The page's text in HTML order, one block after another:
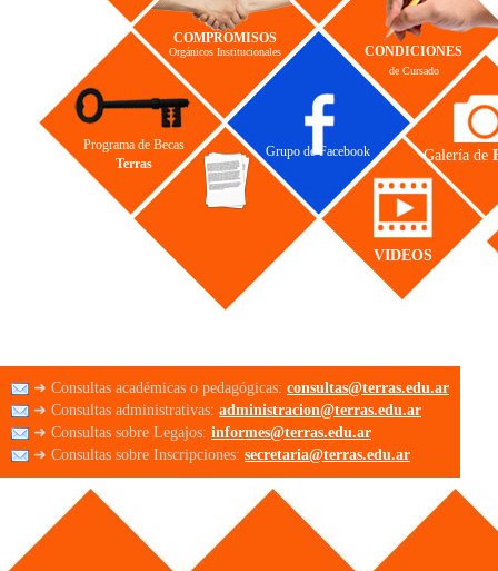
COMPROMISOS
Orgánicos Institucionales CONDICIONES
de Cursado
Programa de Becas
Terras
Grupo de Facebook
VIDEOS
Galería de
➜ Consultas académicas o pedagógicas: consultas@terras.edu.ar
➜ Consultas administrativas: administracion@terras.edu.ar
➜ Consultas sobre Legajos: informes@terras.edu.ar
➜ Consultas sobre Inscripciones: secretaria@terras.edu.ar